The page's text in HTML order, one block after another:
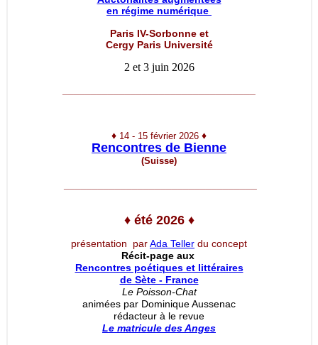
en régime numérique
Paris IV-Sorbonne et
Cergy Paris Université
2 et 3 juin 2026
♦ 14 - 15 février 2026 ♦
Rencontres de Bienne
(Suisse)
♦été 2026 ♦
présentation parAda Teller du concept
Récit-page aux
Rencontres poétiques et littéraires
de Sète - France
Le Poisson-Chat
animées par Dominique Aussenac
rédacteur à le revue
Le matricule des Anges